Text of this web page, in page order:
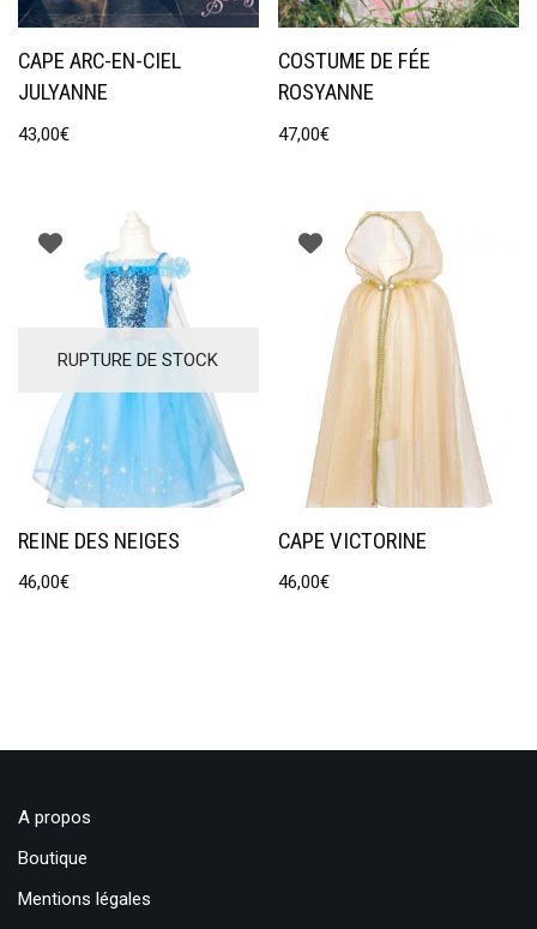
CAPE ARC-EN-CIEL
JULYANNE
43,00€
COSTUME DE FÉE
ROSYANNE
47,00€
RUPTURE DE STOCK
REINE DES NEIGES
46,00€
CAPE VICTORINE
46,00€
A propos
Boutique
Mentions légales